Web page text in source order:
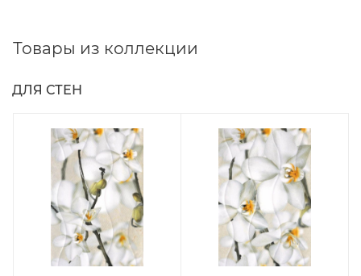
Товары из коллекции
ДЛЯ СТЕН